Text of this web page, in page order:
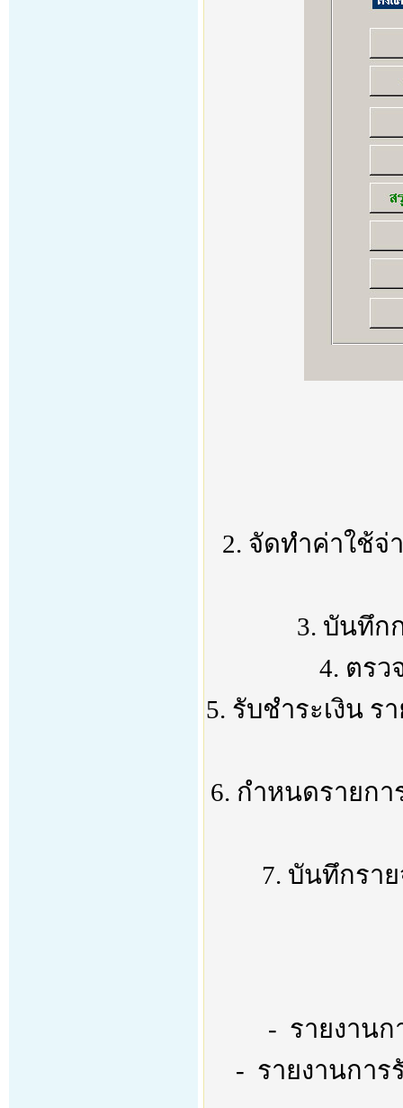
2. จัดทำค่าใช้จ่
3. บันทึก
4. ตรว
5. รับชำระเงิน ร
6. กำหนดรายกา
7. บันทึกรา
- รายงานก
- รายงานการ